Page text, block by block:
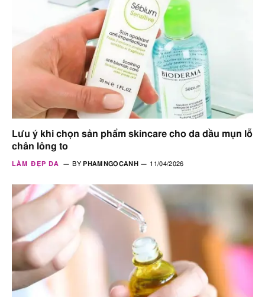
Lưu ý khi chọn sản phẩm skincare cho da dầu mụn lỗ
chân lông to
LÀM ĐẸP DA BY PHAMNGOCANH 11/04/2026